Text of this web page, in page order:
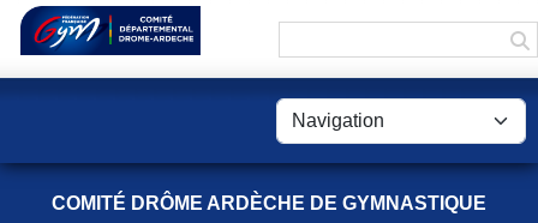
COMITÉ DRÔME ARDÈCHE DE GYMNASTIQUE
Panneau de gestion des cookies